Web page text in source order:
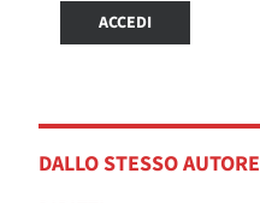
ACCEDI
DALLO STESSO AUTORE